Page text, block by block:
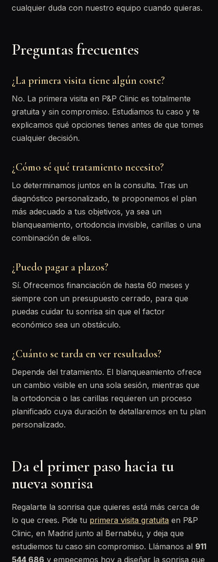
cualquier duda con nuestro equipo cuando quieras.
Preguntas frecuentes
¿La primera visita tiene algún coste?
No. La primera visita en P&P Clinic es totalmente
gratuita y sin compromiso. Estudiamos tu caso y te
explicamos qué opciones tienes antes de que tomes
cualquier decisión.
¿Cómo sé qué tratamiento necesito?
Lo determinamos juntos en la consulta. Tras un
diagnóstico personalizado, te proponemos el plan
más adecuado a tus objetivos, ya sea un
blanqueamiento, ortodoncia invisible, carillas o una
combinación de ellos.
¿Puedo pagar a plazos?
Sí. Ofrecemos financiación de hasta 60 meses y
siempre con un presupuesto cerrado, para que
puedas cuidar tu sonrisa sin que el factor
económico sea un obstáculo.
¿Cuánto se tarda en ver resultados?
Depende del tratamiento. El blanqueamiento ofrece
un cambio visible en una sola sesión, mientras que
la ortodoncia o las carillas requieren un proceso
planificado cuya duración te detallaremos en tu plan
personalizado.
Da el primer paso hacia tu
nueva sonrisa
Regalarte la sonrisa que quieres está más cerca de
lo que crees. Pide tu primera visita gratuita en P&P
Clinic, en Madrid junto al Bernabéu, y deja que
estudiemos tu caso sin compromiso. Llámanos al 911
544 686 y empecemos hoy a diseñar la sonrisa que